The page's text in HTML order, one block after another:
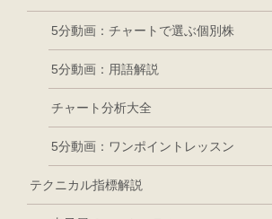
5分動画：チャートで選ぶ個別株
5分動画：用語解説
チャート分析大全
5分動画：ワンポイントレッスン
テクニカル指標解説